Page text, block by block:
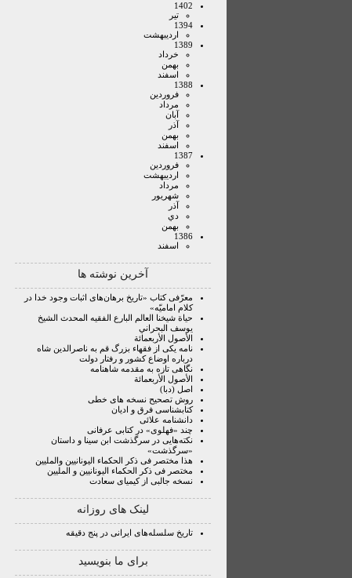
1402
تير
1394
ارديبهشت
1389
خرداد
بهمن
اسفند
1388
فروردين
مرداد
آبان
آذر
بهمن
اسفند
1387
فروردين
ارديبهشت
مرداد
شهريور
آذر
دي
بهمن
1386
اسفند
آخرین نوشته ها
معرّفی کتاب «تاریخ برهان‌های اثبات وجود خدا در
کلام امامیّه»
حياة شيخنا العالم البارع الفقيه المحدث الشيخ
يوسف البحراني
الأصول الأربعمائة
نامه یکی از فقهاء بزرگ قم به ناصرالدین شاه
درباره اوضاع کشور و رفتار دولت
نگاهی تازه به مقدمه شاهنامه
الأصول الأربعمائة
اصل (دبا)
روش تصحیح نسخه ‏هاى خطى
کتابشناسی فرق و ادیان
دانشنامه علائی
چند «فهلوی» در کتابی عرفانی
نکته‌هایی در سرگذشت ابن سینا و داستان
«سرگذشت»
هذا مختصر فی ذکر الحکماء الیونانیین والملیین
مختصر فی ذکر الحکماء الیونانیین و الملیین
نسخه جالبی از کیمیای سعادت
لینک های روزانه
تاریخ سلسله‌های ایرانی در پنج دقیقه
برای ما بنویسید